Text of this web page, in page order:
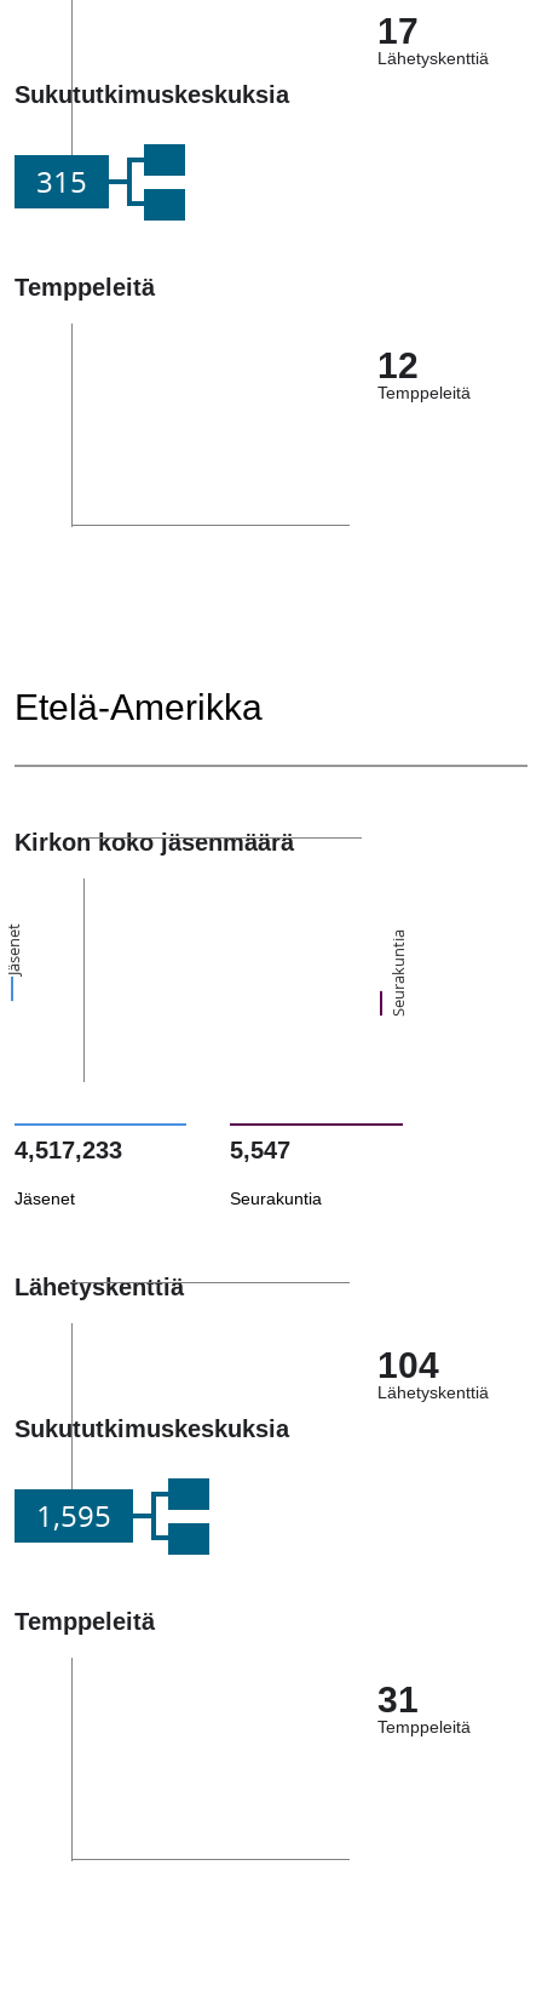
17
Lähetyskenttiä
Sukututkimuskeskuksia
315
Temppeleitä
12
Temppeleitä
Etelä-Amerikka
Kirkon koko jäsenmäärä
Jäsenet Seurakuntia
4,517,233
Jäsenet
5,547
Seurakuntia
Lähetyskenttiä
104
Lähetyskenttiä
Sukututkimuskeskuksia
1,595
Temppeleitä
31
Temppeleitä